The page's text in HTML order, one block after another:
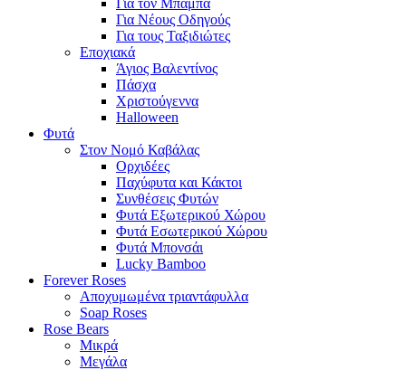
Για τον Μπαμπά
Για Νέους Οδηγούς
Για τους Ταξιδιώτες
Εποχιακά
Άγιος Βαλεντίνος
Πάσχα
Χριστούγεννα
Halloween
Φυτά
Στον Νομό Καβάλας
Ορχιδέες
Παχύφυτα και Κάκτοι
Συνθέσεις Φυτών
Φυτά Εξωτερικού Χώρου
Φυτά Εσωτερικού Χώρου
Φυτά Μπονσάι
Lucky Bamboo
Forever Roses
Αποχυμωμένα τριαντάφυλλα
Soap Roses
Rose Βears
Μικρά
Μεγάλα